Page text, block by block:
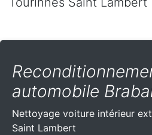
automobile
Nettoyage voiture intérieur
Saint Lambert